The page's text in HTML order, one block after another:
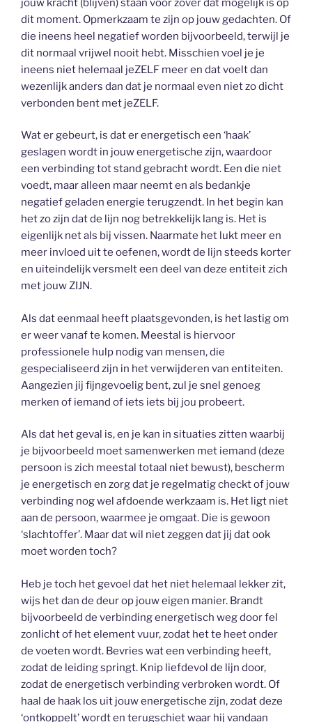
jouw kracht (blijven) staan voor zover dat mogelijk is op
dit moment. Opmerkzaam te zijn op jouw gedachten. Of
die ineens heel negatief worden bijvoorbeeld, terwijl je
dit normaal vrijwel nooit hebt. Misschien voel je je
ineens niet helemaal jeZELF meer en dat voelt dan
wezenlijk anders dan dat je normaal even niet zo dicht
verbonden bent met jeZELF.
Wat er gebeurt, is dat er energetisch een ‘haak’
geslagen wordt in jouw energetische zijn, waardoor
een verbinding tot stand gebracht wordt. Een die niet
voedt, maar alleen maar neemt en als bedankje
negatief geladen energie terugzendt. In het begin kan
het zo zijn dat de lijn nog betrekkelijk lang is. Het is
eigenlijk net als bij vissen. Naarmate het lukt meer en
meer invloed uit te oefenen, wordt de lijn steeds korter
en uiteindelijk versmelt een deel van deze entiteit zich
met jouw ZIJN.
Als dat eenmaal heeft plaatsgevonden, is het lastig om
er weer vanaf te komen. Meestal is hiervoor
professionele hulp nodig van mensen, die
gespecialiseerd zijn in het verwijderen van entiteiten.
Aangezien jij fijngevoelig bent, zul je snel genoeg
merken of iemand of iets iets bij jou probeert.
Als dat het geval is, en je kan in situaties zitten waarbij
je bijvoorbeeld moet samenwerken met iemand (deze
persoon is zich meestal totaal niet bewust), bescherm
je energetisch en zorg dat je regelmatig checkt of jouw
verbinding nog wel afdoende werkzaam is. Het ligt niet
aan de persoon, waarmee je omgaat. Die is gewoon
‘slachtoffer’. Maar dat wil niet zeggen dat jij dat ook
moet worden toch?
Heb je toch het gevoel dat het niet helemaal lekker zit,
wijs het dan de deur op jouw eigen manier. Brandt
bijvoorbeeld de verbinding energetisch weg door fel
zonlicht of het element vuur, zodat het te heet onder
de voeten wordt. Bevries wat een verbinding heeft,
zodat de leiding springt. Knip liefdevol de lijn door,
zodat de energetisch verbinding verbroken wordt. Of
haal de haak los uit jouw energetische zijn, zodat deze
‘ontkoppelt’ wordt en terugschiet waar hij vandaan